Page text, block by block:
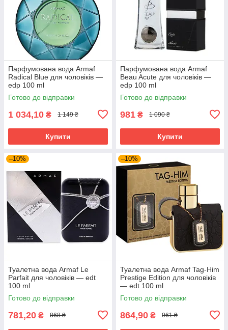
Парфумована вода Armaf
Radical Blue для чоловіків —
edp 100 ml
Готово до відправки
1 034,10 ₴ 1 149 ₴
Купити
Парфумована вода Armaf
Beau Acute для чоловіків —
edp 100 ml
Готово до відправки
981 ₴ 1 090 ₴
Купити
–10%
Туалетна вода Armaf Le
Parfait для чоловіків — edt
100 ml
Готово до відправки
781,20 ₴ 868 ₴
–10%
Туалетна вода Armaf Tag-Him
Prestige Edition для чоловіків
— edt 100 ml
Готово до відправки
864,90 ₴ 961 ₴